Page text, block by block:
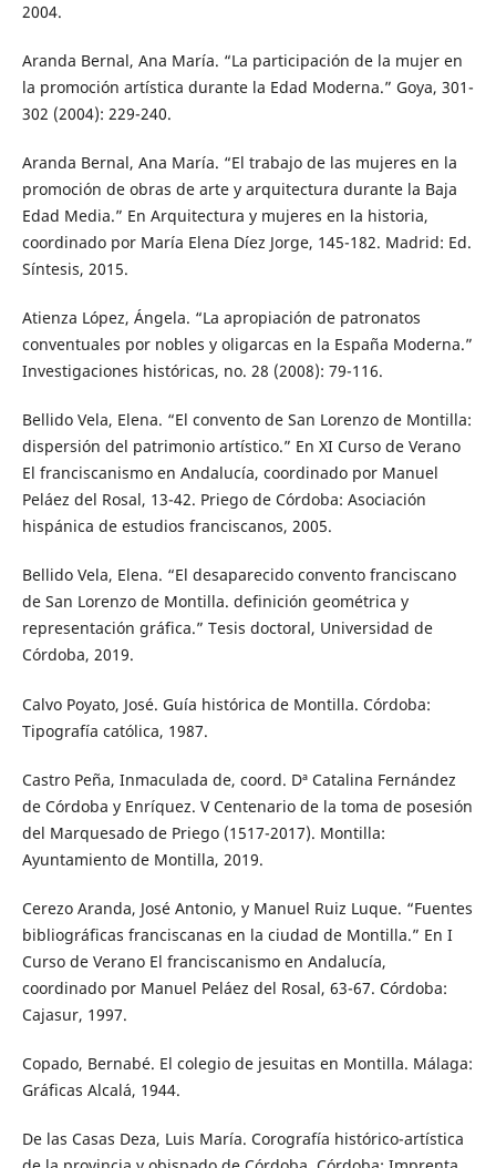
2004.
Aranda Bernal, Ana María. “La participación de la mujer en
la promoción artística durante la Edad Moderna.” Goya, 301-
302 (2004): 229-240.
Aranda Bernal, Ana María. “El trabajo de las mujeres en la
promoción de obras de arte y arquitectura durante la Baja
Edad Media.” En Arquitectura y mujeres en la historia,
coordinado por María Elena Díez Jorge, 145-182. Madrid: Ed.
Síntesis, 2015.
Atienza López, Ángela. “La apropiación de patronatos
conventuales por nobles y oligarcas en la España Moderna.”
Investigaciones históricas, no. 28 (2008): 79-116.
Bellido Vela, Elena. “El convento de San Lorenzo de Montilla:
dispersión del patrimonio artístico.” En XI Curso de Verano
El franciscanismo en Andalucía, coordinado por Manuel
Peláez del Rosal, 13-42. Priego de Córdoba: Asociación
hispánica de estudios franciscanos, 2005.
Bellido Vela, Elena. “El desaparecido convento franciscano
de San Lorenzo de Montilla. definición geométrica y
representación gráfica.” Tesis doctoral, Universidad de
Córdoba, 2019.
Calvo Poyato, José. Guía histórica de Montilla. Córdoba:
Tipografía católica, 1987.
Castro Peña, Inmaculada de, coord. Dª Catalina Fernández
de Córdoba y Enríquez. V Centenario de la toma de posesión
del Marquesado de Priego (1517-2017). Montilla:
Ayuntamiento de Montilla, 2019.
Cerezo Aranda, José Antonio, y Manuel Ruiz Luque. “Fuentes
bibliográficas franciscanas en la ciudad de Montilla.” En I
Curso de Verano El franciscanismo en Andalucía,
coordinado por Manuel Peláez del Rosal, 63-67. Córdoba:
Cajasur, 1997.
Copado, Bernabé. El colegio de jesuitas en Montilla. Málaga:
Gráficas Alcalá, 1944.
De las Casas Deza, Luis María. Corografía histórico-artística